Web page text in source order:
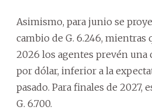
Asimismo, para junio se
cambio de G. 6.246, mientras
2026 los agentes prevén una
por dólar, inferior a la
pasado. Para finales de 2027,
G. 6.700.